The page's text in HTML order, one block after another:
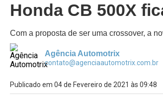
Honda CB 500X
Com a proposta de ser uma crossover, a
Agência Automotrix
contato@agenciaautomotrix.com.br
Publicado em 04 de Fevereiro de 2021 às 09:48